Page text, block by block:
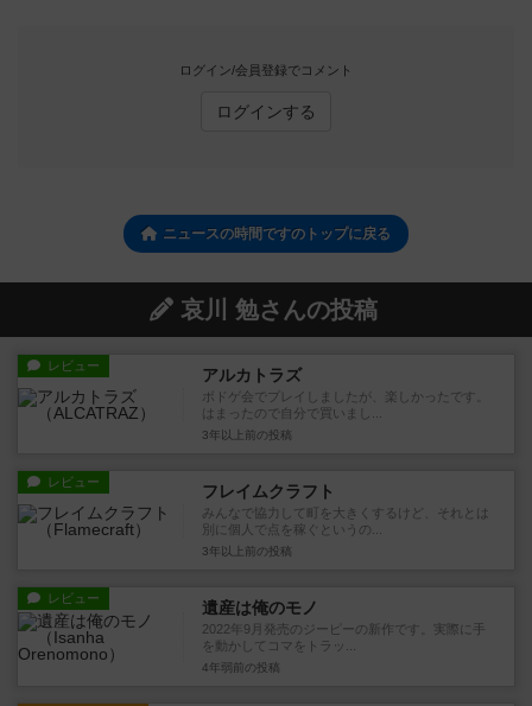
ログイン/会員登録でコメント
ログインする
ニュースの時間ですのトップに戻る
哀川 勉さんの投稿
レビュー アルカトラズ
ボドゲ会でプレイしましたが、楽しかったです。
はまったので自分で買いまし...
3年以上前 の投稿
レビュー フレイムクラフト
みんなで協力して町を大きくするけど、それとは
別に個人で点を稼ぐというの...
3年以上前 の投稿
レビュー 遺産は俺のモノ
2022年9月発売のジーピーの新作です。実際に手
を動かしてコマをトラッ...
4年弱前 の投稿